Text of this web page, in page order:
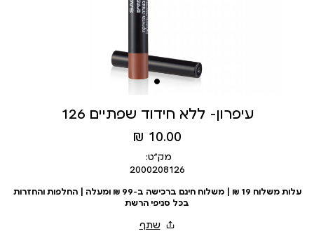
עיפרון- ללא חידוד שפתיים 126
מחיר
מוצר
10.00 ₪
מק״ט:
2000208126
עלות משלוח 19 ₪ | משלוח חינם ברכישה ב-99 ₪ ומעלה | החלפות והחזרות
בכל סניפי הרשת